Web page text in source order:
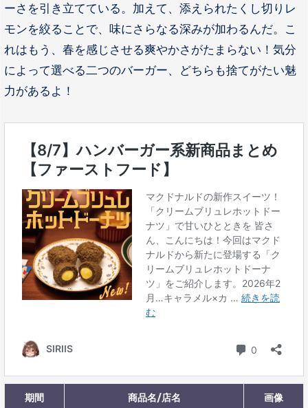
ーさを引き立てている。加えて、添えられたくし切りレ
モンを絞ることで、味にさらなる深みが加わるんだ。こ
れはもう、春を感じさせる爽やかさがたまらない！気分
によって選べる二つのバーガー、どちらも捨てがたい魅
力があるよ！
期間 商品名/店名 画像